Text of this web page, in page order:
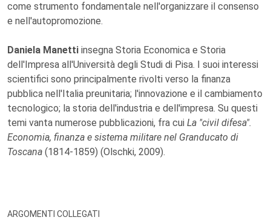
come strumento fondamentale nell'organizzare il consenso
e nell'autopromozione.
Daniela Manetti insegna Storia Economica e Storia
dell'Impresa all'Università degli Studi di Pisa. I suoi interessi
scientifici sono principalmente rivolti verso la finanza
pubblica nell'Italia preunitaria; l'innovazione e il cambiamento
tecnologico; la storia dell'industria e dell'impresa. Su questi
temi vanta numerose pubblicazioni, fra cui La "civil difesa".
Economia, finanza e sistema militare nel Granducato di
Toscana (1814-1859) (Olschki, 2009).
ARGOMENTI COLLEGATI